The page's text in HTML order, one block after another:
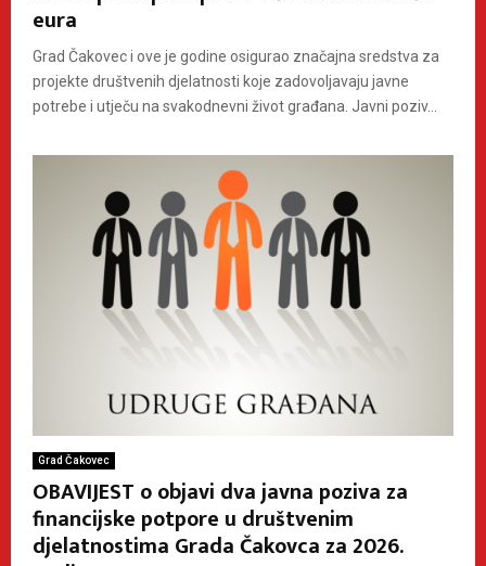
eura
Grad Čakovec i ove je godine osigurao značajna sredstva za
projekte društvenih djelatnosti koje zadovoljavaju javne
potrebe i utječu na svakodnevni život građana. Javni poziv...
Grad Čakovec
OBAVIJEST o objavi dva javna poziva za
financijske potpore u društvenim
djelatnostima Grada Čakovca za 2026.